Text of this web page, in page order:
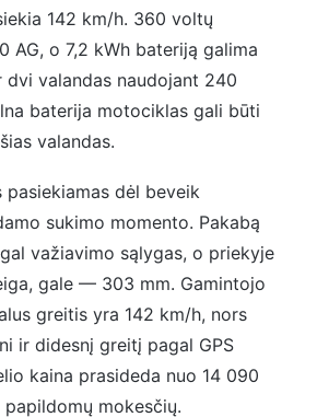
142 km/h. 360 voltų
AG, o 7,2 kWh bateriją galima
valandas naudojant 240
baterija motociklas gali būti
valandas.
pasiekiamas dėl beveik
sukimo momento. Pakabą
važiavimo sąlygas, o priekyje
gale — 303 mm. Gamintojo
greitis yra 142 km/h, nors
ir didesnį greitį pagal GPS
kaina prasideda nuo 14 090
mokesčių.